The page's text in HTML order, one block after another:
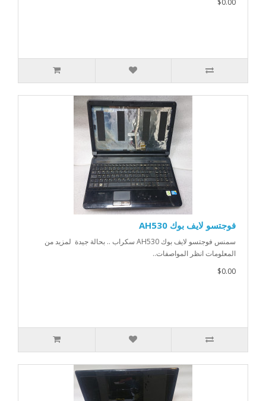
$0.00
فوجتسو لايف بوك AH530
سمنس فوجتسو لايف بوك AH530 سكراب .. بحالة جيدة لمزيد من
المعلومات انظر المواصفات..
$0.00